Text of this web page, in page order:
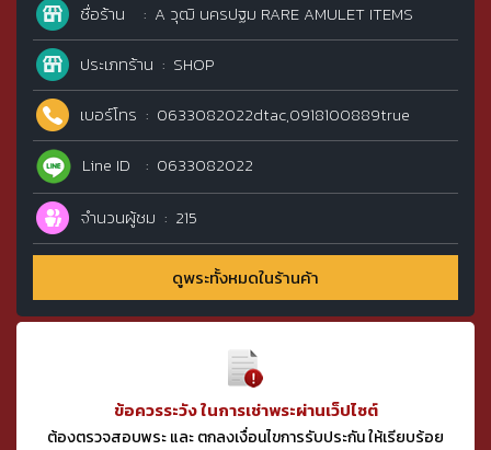
ชื่อร้าน
A วุฒิ นครปฐม RARE AMULET ITEMS
ประเภทร้าน
SHOP
เบอร์โทร
0633082022dtac,0918100889true
Line ID
0633082022
จำนวนผู้ชม 215
ดูพระทั้งหมดในร้านค้า
ข้อควรระวัง ในการเช่าพระผ่านเว็ปไซต์
ต้องตรวจสอบพระ และ ตกลงเงื่อนไขการรับประกัน ให้เรียบร้อย